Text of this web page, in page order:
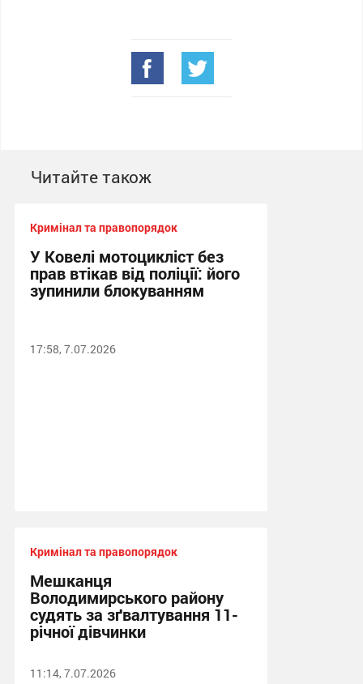
Читайте також
Кримінал та правопорядок
У Ковелі мотоцикліст без
прав втікав від поліції: його
зупинили блокуванням
17:58, 7.07.2026
Кримінал та правопорядок
Мешканця
Володимирського району
судять за зґвалтування 11-
річної дівчинки
11:14, 7.07.2026